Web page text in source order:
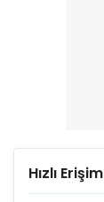
Hızlı Erişim